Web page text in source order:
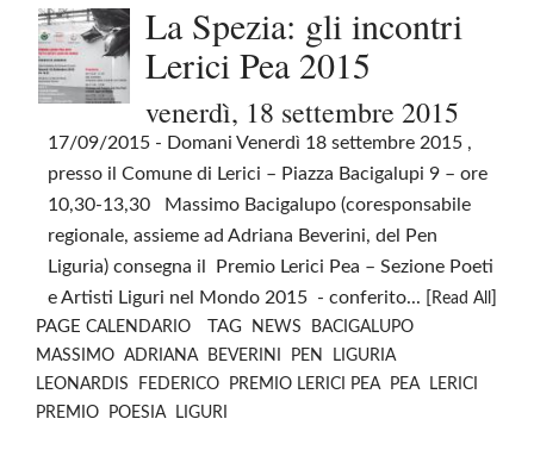
La Spezia: gli incontri
Lerici Pea 2015
venerdì, 18 settembre 2015
17/09/2015 - Domani Venerdì 18 settembre 2015 ,
presso il Comune di Lerici – Piazza Bacigalupi 9 – ore
10,30-13,30 Massimo Bacigalupo (coresponsabile
regionale, assieme ad Adriana Beverini, del Pen
Liguria) consegna il Premio Lerici Pea – Sezione Poeti
e Artisti Liguri nel Mondo 2015 - conferito... [ Read All ]
PAGE CALENDARIO TAG NEWS
BACIGALUPO
MASSIMO ADRIANA BEVERINI PEN
LIGURIA
LEONARDIS
FEDERICO PREMIO LERICI PEA PEA
LERICI
PREMIO
POESIA LIGURI